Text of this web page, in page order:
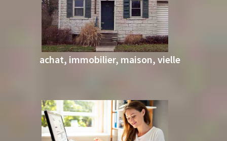
achat, immobilier, maison, vielle